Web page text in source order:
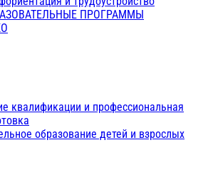
ПРОГРАММЫ
квалификации и профессиональная
образование детей и взрослых